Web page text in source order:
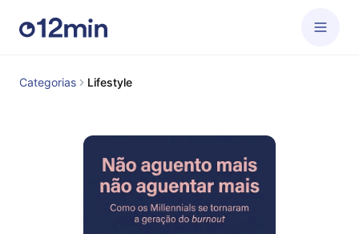
Categorias Lifestyle